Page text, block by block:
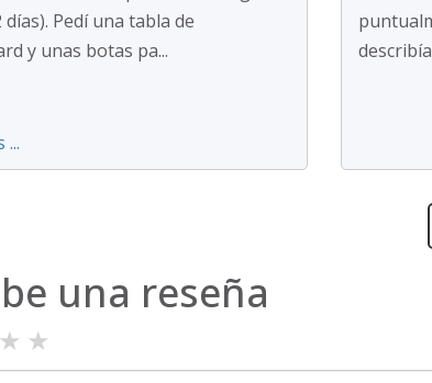
días). Pedí una tabla de
y unas botas pa...
...
una reseña
★ ★